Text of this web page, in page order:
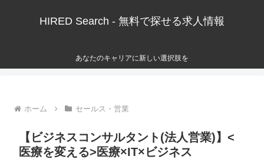
HIRED Search - 無料で探せる求人情報
あなたのキャリアに新しい選択肢を
ホーム セールス・営業
【ビジネスコンサルタント(法人営業)】<
医療を変える>医療×IT×ビジネス